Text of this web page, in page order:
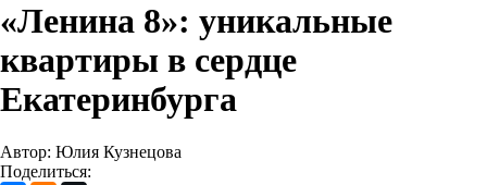
«Ленина 8»: уникальные
квартиры в сердце
Екатеринбурга
Автор: Юлия Кузнецова
Поделиться: